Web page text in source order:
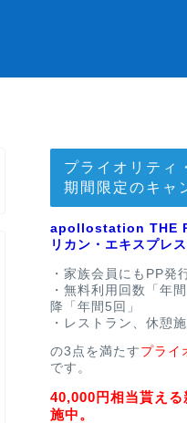
プライオリティ
期間限定のキャ
apollostation THE
リカン・エキスプレ
・家族会員にもPP発
・無料利用回数「年
降「年間5回」
・レストラン、休憩
の3点を満たす プライ
です。
40,000円相当貰え
施中。